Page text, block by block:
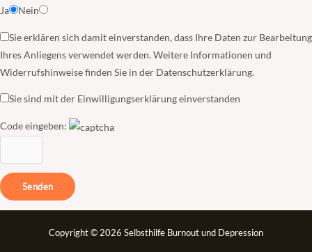
Ja
Nein
Sie erklären sich damit einverstanden, dass Ihre Daten zur Bearbeitung
Ihres Anliegens verwendet werden. Weitere Informationen und
Widerrufshinweise finden Sie in der Datenschutzerklärung.
Sie sind mit der Einwilligungserklärung einverstanden
Code eingeben:
Copyright © 2026 Selbsthilfe Burnout und Depression